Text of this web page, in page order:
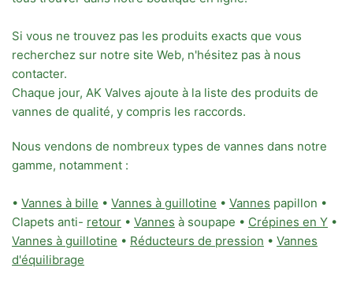
Si vous ne trouvez pas les produits exacts que vous
recherchez sur notre site Web, n'hésitez pas à nous
contacter.
Chaque jour, AK Valves ajoute à la liste des produits de
vannes de qualité, y compris les raccords.
Nous vendons de nombreux types de vannes dans notre
gamme, notamment :
• Vannes à bille • Vannes à guillotine • Vannes papillon •
Clapets anti- retour • Vannes à soupape • Crépines en Y •
Vannes à guillotine • Réducteurs de pression • Vannes
d'équilibrage